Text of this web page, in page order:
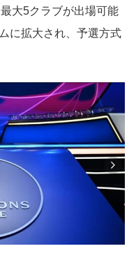
大5クラブが出場可能
に拡大され、予選方式